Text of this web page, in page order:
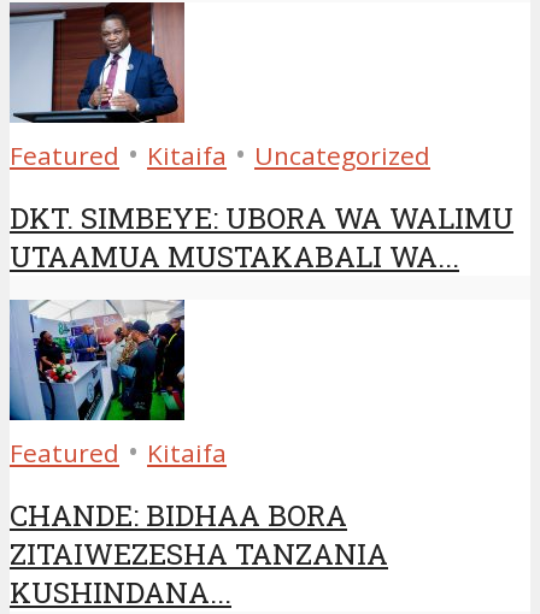
Featured • Kitaifa • Uncategorized
DKT. SIMBEYE: UBORA WA WALIMU
UTAAMUA MUSTAKABALI WA...
Featured • Kitaifa
CHANDE: BIDHAA BORA
ZITAIWEZESHA TANZANIA
KUSHINDANA...